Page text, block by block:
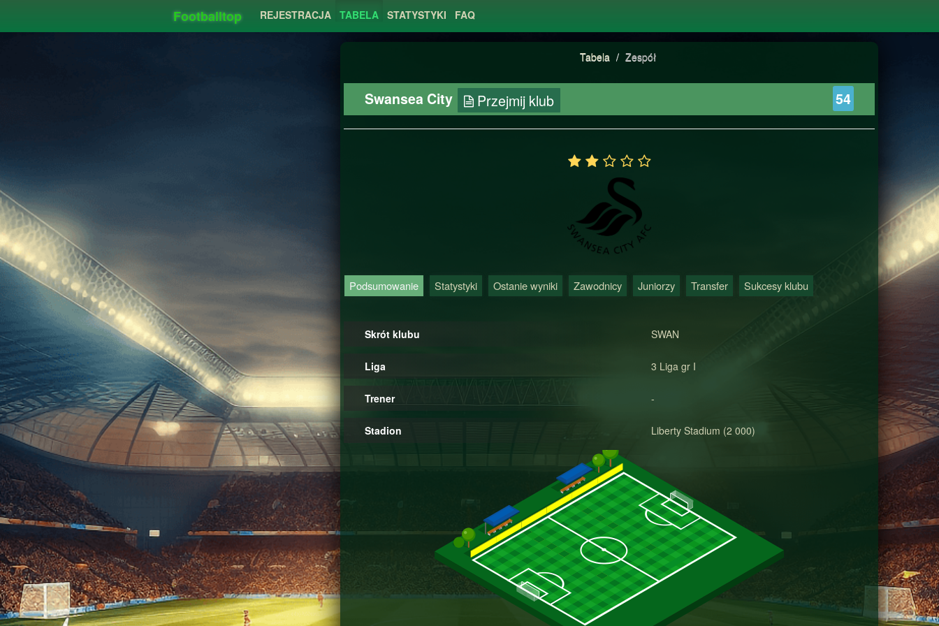
Footballtop REJESTRACJA TABELA STATYSTYKI FAQ
Tabela / Zespół
Swansea City Przejmij klub 54
Podsumowanie Statystyki Ostanie wyniki Zawodnicy Juniorzy Transfer Sukcesy klubu
Skrót klubu SWAN
Liga 3 Liga gr I
Trener -
Stadion Liberty Stadium (2 000)